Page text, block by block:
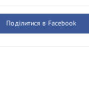
Поділитися в Facebook